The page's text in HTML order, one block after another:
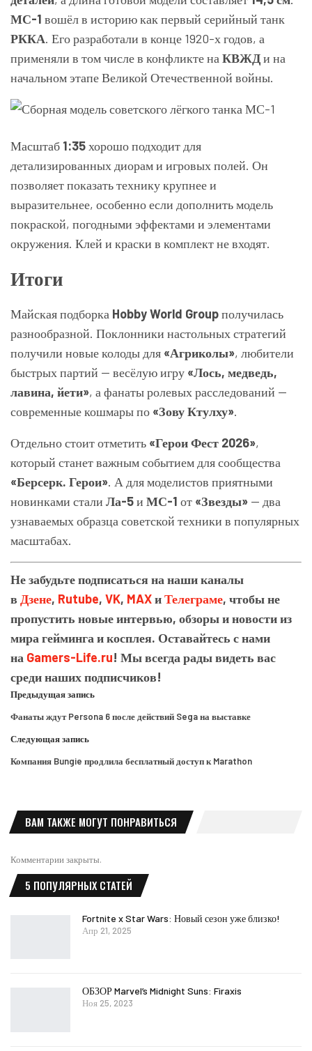
МС-1 вошёл в историю как первый серийный танк
РККА. Его разработали в конце 1920-х годов, а
применяли в том числе в конфликте на КВЖДи на
начальном этапе Великой Отечественной войны.
Масштаб 1:35хорошо подходит для
детализированных диорам и игровых полей. Он
позволяет показать технику крупнее и
выразительнее, особенно если дополнить модель
покраской, погодными эффектами и элементами
окружения. Клей и краски в комплект не входят.
Итоги
Майская подборка Hobby World Groupполучилась
разнообразной. Поклонники настольных стратегий
получили новые колоды для «Агриколы», любители
быстрых партий — весёлую игру «Лось, медведь,
лавина, йети», а фанаты ролевых расследований —
современные кошмары по «Зову Ктулху».
Отдельно стоит отметить «Герои Фест 2026»,
который станет важным событием для сообщества
«Берсерк. Герои». А для моделистов приятными
новинками стали Ла-5и МС-1 от «Звезды» — два
узнаваемых образца советской техники в популярных
масштабах.
Не забудьте подписаться на наши каналы
в Дзене, Rutube, VK, MAXиТелеграме, чтобы не
пропустить новые интервью, обзоры и новости из
мира гейминга и косплея. Оставайтесь с нами
на Gamers-Life.ru! Мы всегда рады видеть вас
среди наших подписчиков!
Предыдущая запись
Фанаты ждут Persona 6 после действий Sega на выставке
Следующая запись
Компания Bungie продлила бесплатный доступ к Marathon
ВАМ ТАКЖЕ МОГУТ ПОНРАВИТЬСЯ
Комментарии закрыты.
5 ПОПУЛЯРНЫХ СТАТЕЙ
Fortnite x Star Wars: Новый сезон уже близко!
Апр 21, 2025
ОБЗОР Marvel’s Midnight Suns: Firaxis
Ноя 25, 2023